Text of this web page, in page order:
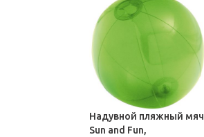
Надувной пляжный мяч
Sun and Fun,